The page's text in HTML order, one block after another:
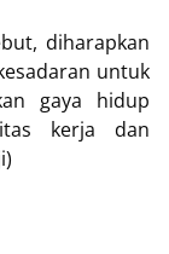
diharapkan
untuk
gaya hidup
kerja dan